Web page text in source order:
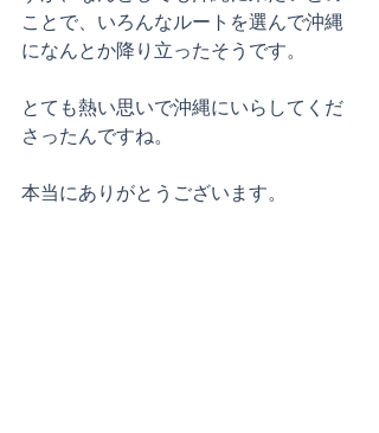
ことで、いろんなルートを選んで沖縄
になんとか降り立ったそうです。
とても熱い思いで沖縄にいらしてくだ
さったんですね。
本当にありがとうございます。